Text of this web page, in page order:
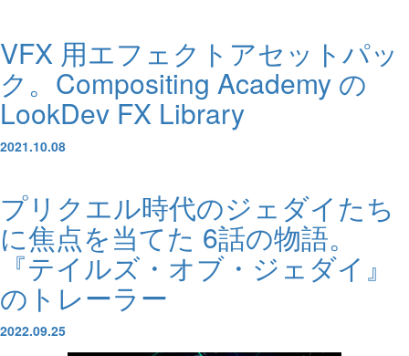
VFX 用エフェクトアセットパッ
ク。Compositing Academy の
LookDev FX Library
2021.10.08
プリクエル時代のジェダイたち
に焦点を当てた 6話の物語。
『テイルズ・オブ・ジェダイ』
のトレーラー
2022.09.25